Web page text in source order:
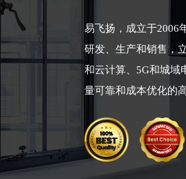
易飞扬，成立于2006
研发、生产和销售，
和云计算、5G和城域
量可靠和成本优化的